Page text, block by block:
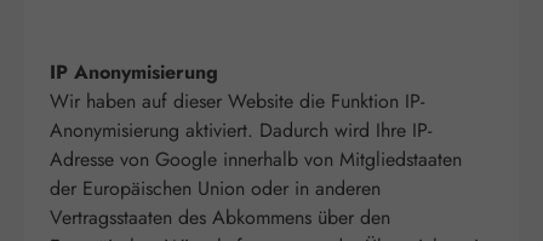
IP Anonymisierung
Wir haben auf dieser Website die Funktion IP-
Anonymisierung aktiviert. Dadurch wird Ihre IP-
Adresse von Google innerhalb von Mitgliedstaaten
der Europäischen Union oder in anderen
Vertragsstaaten des Abkommens über den